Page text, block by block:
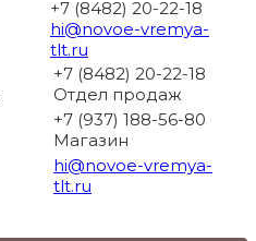
+7 (8482) 20-22-18
hi@novoe-vremya-
tlt.ru
+7 (8482) 20-22-18
Отдел продаж
+7 (937) 188-56-80
Магазин
hi@novoe-vremya-
tlt.ru